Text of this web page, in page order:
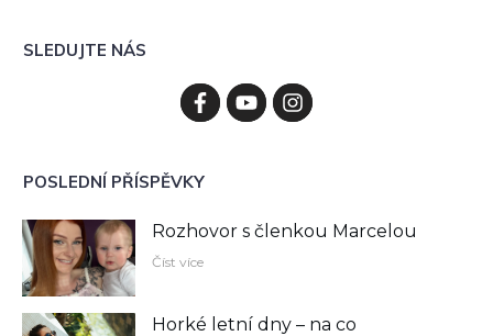
SLEDUJTE NÁS
POSLEDNÍ PŘÍSPĚVKY
Rozhovor s členkou Marcelou
Číst více
Horké letní dny – na co